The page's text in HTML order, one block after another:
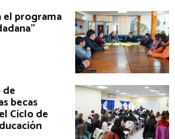
el programa
becas
Ciclo de